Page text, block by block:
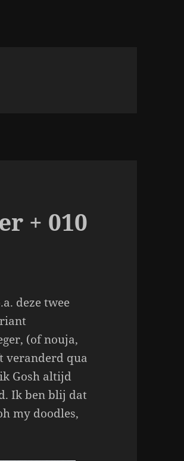
+ 010
deze twee
(of nouja,
veranderd qua
Gosh altijd
Ik ben blij dat
my doodles,